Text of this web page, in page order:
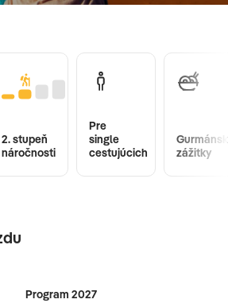
2. stupeň
náročnosti
Pre
single
cestujúcich
zážitky
Program 2027